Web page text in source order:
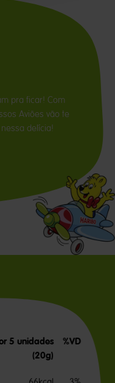
pra ficar! Com
Aviões vão te
delícia!
5 unidades
(20g)
%VD